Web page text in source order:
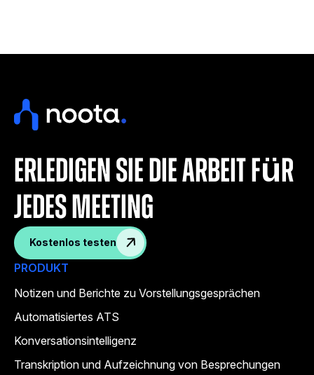
Erledigen Sie die Arbeit für
jedes Meeting
Kostenlos testen
PRODUKT
Notizen und Berichte zu Vorstellungsgesprächen
Automatisiertes ATS
Konversationsintelligenz
Transkription und Aufzeichnung von Besprechungen